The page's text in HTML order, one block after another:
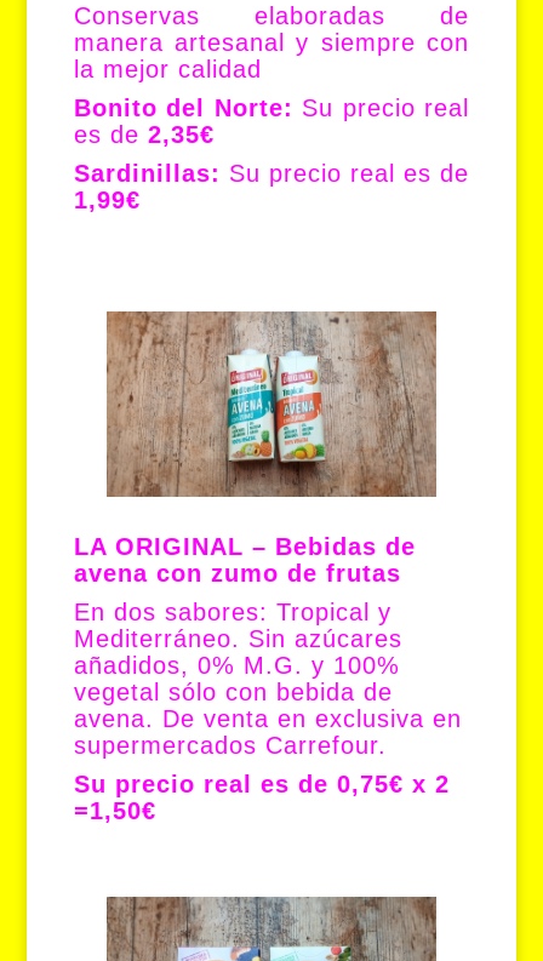
Conservas elaboradas de
manera artesanal y siempre con
la mejor calidad
Bonito del Norte: Su precio real
es de 2,35€
Sardinillas: Su precio real es de
1,99€
LA ORIGINAL – Bebidas de
avena con zumo de frutas
En dos sabores: Tropical y
Mediterráneo. Sin azúcares
añadidos, 0% M.G. y 100%
vegetal sólo con bebida de
avena. De venta en exclusiva en
supermercados Carrefour.
Su precio real es de 0,75€ x 2
=1,50€